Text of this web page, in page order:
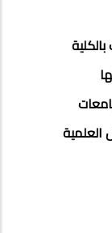
العلمية